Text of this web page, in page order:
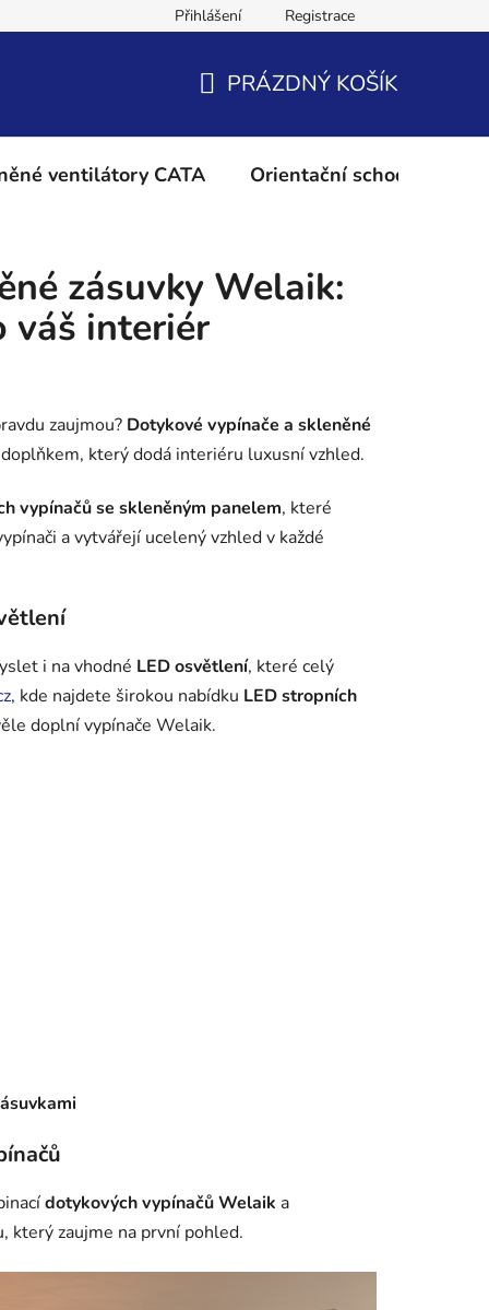
Podmínky ochrany osobních údajů Reklamační řád
Přihlášení Registrace
KOŠÍK
PRÁZDNÝ KOŠÍK
ventilátory CATA Orientační schodišťové
zásuvky Welaik:
váš interiér
zaujmou? Dotykové vypínače a skleněné
který dodá interiéru luxusní vzhled.
vypínačů se skleněným panelem, které
a vytvářejí ucelený vzhled v každé
i na vhodné LED osvětlení, které celý
, kde najdete širokou nabídku LED stropních
doplní vypínače Welaik.
dotykových vypínačů Welaik a
který zaujme na první pohled.